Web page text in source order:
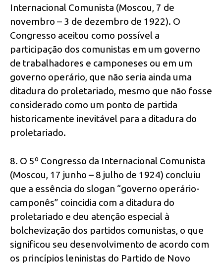
Internacional Comunista (Moscou, 7 de
novembro – 3 de dezembro de 1922). O
Congresso aceitou como possível a
participação dos comunistas em um governo
de trabalhadores e camponeses ou em um
governo operário, que não seria ainda uma
ditadura do proletariado, mesmo que não fosse
considerado como um ponto de partida
historicamente inevitável para a ditadura do
proletariado.
8. O 5º Congresso da Internacional Comunista
(Moscou, 17 junho – 8 julho de 1924) concluiu
que a essência do slogan “governo operário-
camponês” coincidia com a ditadura do
proletariado e deu atenção especial à
bolchevização dos partidos comunistas, o que
significou seu desenvolvimento de acordo com
os princípios leninistas do Partido de Novo